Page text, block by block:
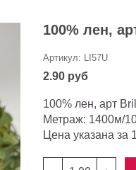
100% лен,
Артикул: LI57U
2.90 руб
100% лен, арт
Метраж: 1400м/
Цена указана за